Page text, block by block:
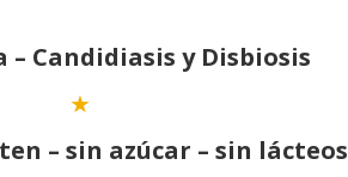
Candidiasis y Disbiosis
– sin azúcar – sin lácteos